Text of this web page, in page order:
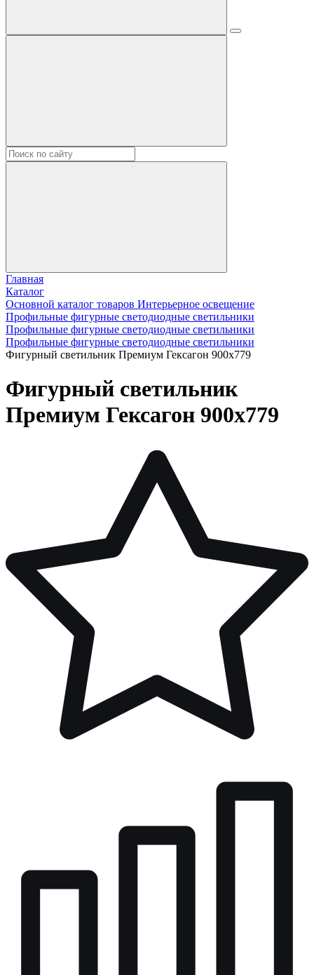
Главная
Каталог
Основной каталог товаров Интерьерное освещение
Профильные фигурные светодиодные светильники
Профильные фигурные светодиодные светильники
Профильные фигурные светодиодные светильники
Фигурный светильник Премиум Гексагон 900х779
Фигурный светильник
Премиум Гексагон 900х779